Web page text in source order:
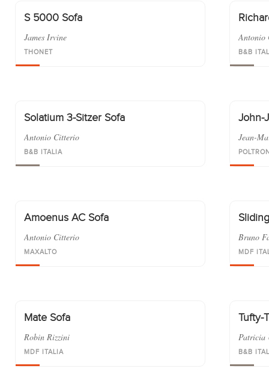
S 5000 Sofa
James Irvine
THONET
Antonio
B&B
Solatium 3-Sitzer Sofa
Antonio Citterio
B&B ITALIA
John-
Jean-
Amoenus AC Sofa
Antonio Citterio
MAXALTO
Bruno
MDF
Mate Sofa
Robin Rizzini
MDF ITALIA
Tufty-
Patricia
B&B